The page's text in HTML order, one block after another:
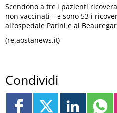
Scendono a tre i pazienti
non vaccinati – e sono 53 i
all’ospedale Parini e al
(re.aostanews.it)
Condividi